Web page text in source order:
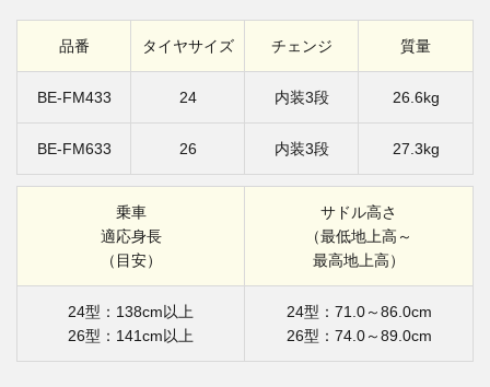
品番 タイヤサイズ チェンジ 質量
BE-FM433 24 内装3段 26.6kg
BE-FM633 26 内装3段 27.3kg
乗車
適応身長
（目安）
サドル高さ
（最低地上高～
最高地上高）
24型：138cm以上
26型：141cm以上
24型：71.0～86.0cm
26型：74.0～89.0cm